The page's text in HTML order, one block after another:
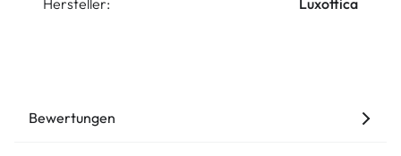
Hersteller: Luxottica
Bewertungen